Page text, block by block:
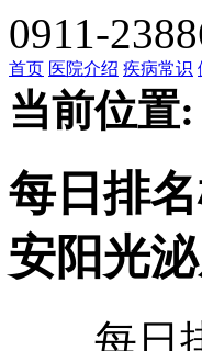
0911-
首页 医院介绍 疾病常识
当前位置:
每日排
安阳光
每日排